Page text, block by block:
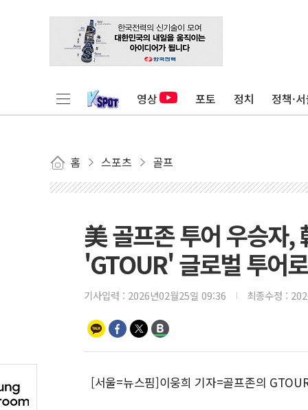
영상 포토 정치 정책·
홈 스포츠 골프
美 골프존 투어 우승자,
'GTOUR' 글로벌 투어
기사입력 : 2026년02월25일 09:36 최종수정 :
[서울=뉴스핌]이웅희 기자=골프존의